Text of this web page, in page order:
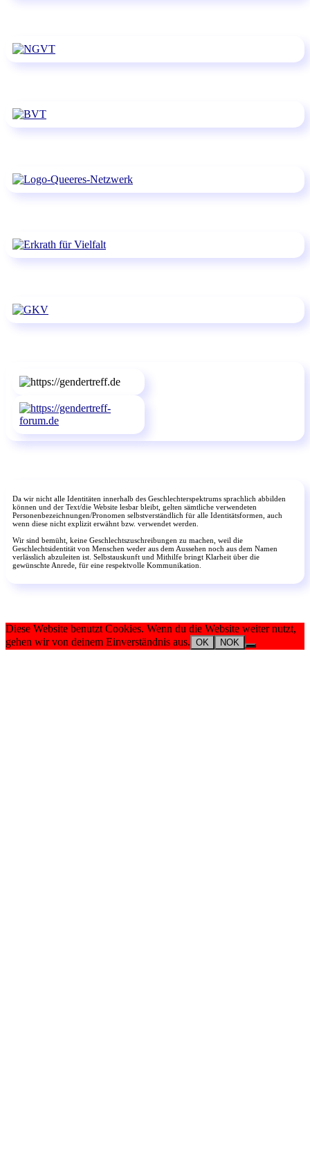
Da wir nicht alle Identitäten innerhalb des Geschlechterspektrums sprachlich abbilden
können und der Text/die Website lesbar bleibt, gelten sämtliche verwendeten
Personenbezeichnungen/Pronomen selbstverständlich für alle Identitätsformen, auch
wenn diese nicht explizit erwähnt bzw. verwendet werden.
Wir sind bemüht, keine Geschlechtszuschreibungen zu machen, weil die
Geschlechtsidentität von Menschen weder aus dem Aussehen noch aus dem Namen
verlässlich abzuleiten ist. Selbstauskunft und Mithilfe bringt Klarheit über die
gewünschte Anrede, für eine respektvolle Kommunikation.
Diese Website benutzt Cookies. Wenn du die Website weiter nutzt,
gehen wir von deinem Einverständnis aus. OK NOK